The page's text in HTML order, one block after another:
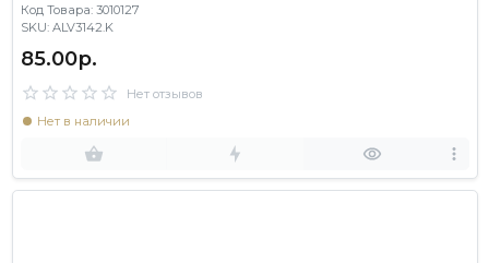
Код Товара: 3010127
SKU: ALV3142.K
85.00р.
Нет отзывов
Нет в наличии